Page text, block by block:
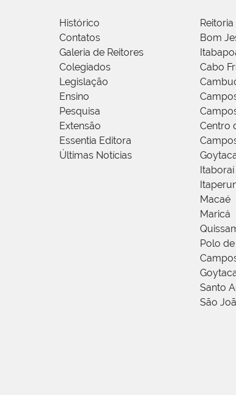
Histórico
Contatos
Galeria de Reitores
Colegiados
Legislação
Ensino
Pesquisa
Extensão
Essentia Editora
Últimas Notícias
Reitoria
Bom
Cabo
Centro
Itaboraí
Macaé
Maricá
Polo
Santo
São